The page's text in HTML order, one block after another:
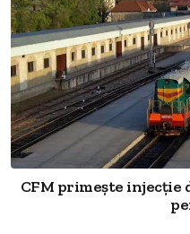
CFM primește injecție